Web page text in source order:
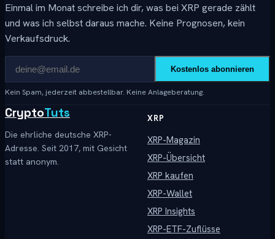
Einmal im Monat schreibe ich dir, was bei XRP gerade zählt
und was ich selbst daraus mache. Keine Prognosen, kein
Verkaufsdruck.
Kostenlos abonnieren
Kein Spam, jederzeit abbestellbar. Keine Anlageberatung.
CryptoTuts
Die ehrliche deutsche XRP-
Adresse. Seit 2017, mit Gesicht
statt anonym.
XRP
XRP-Magazin
XRP-Übersicht
XRP kaufen
XRP-Wallet
XRP Insights
XRP-ETF-Zuflüsse